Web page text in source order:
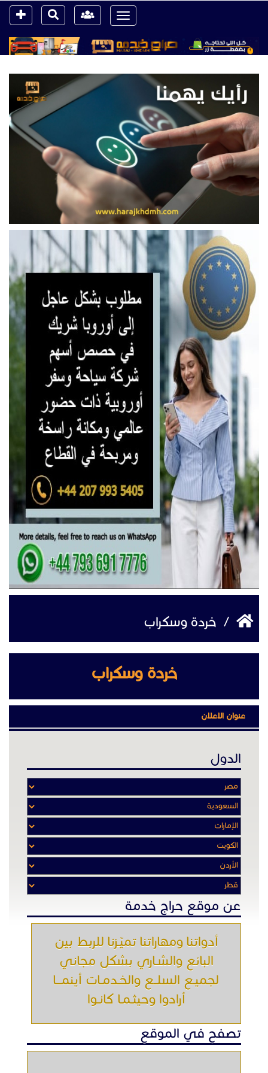
Toggle
navigation
/ خردة وسكراب
خردة وسكراب
عنوان الاعلان
الدول
عن موقع حراج خدمة
أدواتنا ومهاراتنا تميّـزنا للربط بين
البائع والشـاري بشكل مجاني
لجميـع السلــع والخـدمـات أينمـــا
أرادوا وحيثـمـا كانـوا
تصفح في الموقع